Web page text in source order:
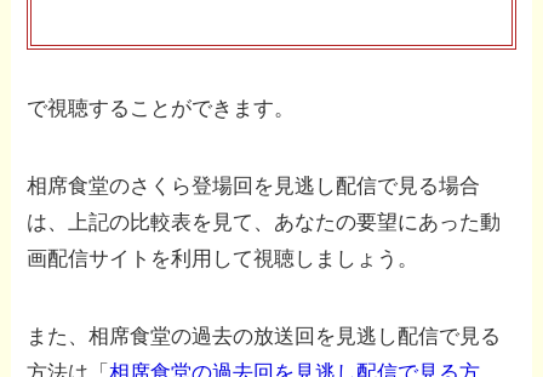
で視聴することができます。
相席食堂のさくら登場回を見逃し配信で見る場合
は、上記の比較表を見て、あなたの要望にあった動
画配信サイトを利用して視聴しましょう。
また、相席食堂の過去の放送回を見逃し配信で見る